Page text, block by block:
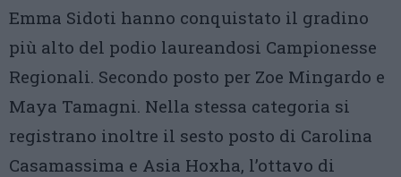
Emma Sidoti hanno conquistato il gradino
più alto del podio laureandosi Campionesse
Regionali. Secondo posto per Zoe Mingardo e
Maya Tamagni. Nella stessa categoria si
registrano inoltre il sesto posto di Carolina
Casamassima e Asia Hoxha, l’ottavo di